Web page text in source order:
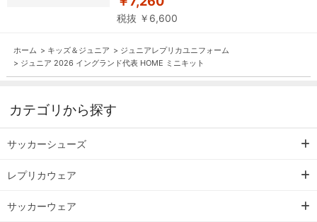
税抜 ￥6,600
ホーム > キッズ＆ジュニア > ジュニアレプリカユニフォーム
> ジュニア 2026 イングランド代表 HOME ミニキット
カテゴリから探す
サッカーシューズ
レプリカウェア
サッカーウェア